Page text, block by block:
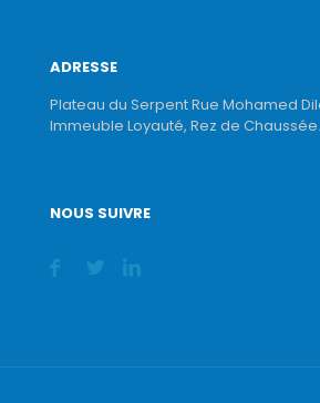
ADRESSE
Plateau du Serpent Rue Mohamed
Immeuble Loyauté, Rez de Chaussée.
NOUS SUIVRE